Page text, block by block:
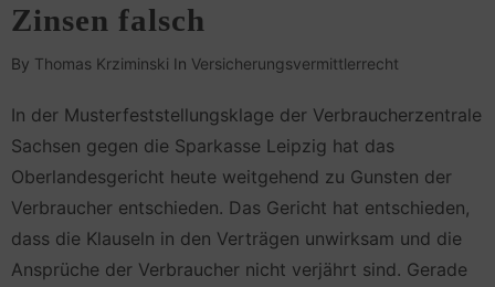
Zinsen falsch
By Thomas Krziminski In Versicherungsvermittlerrecht
In der Musterfeststellungsklage der Verbraucherzentrale
Sachsen gegen die Sparkasse Leipzig hat das
Oberlandesgericht heute weitgehend zu Gunsten der
Verbraucher entschieden. Das Gericht hat entschieden,
dass die Klauseln in den Verträgen unwirksam und die
Ansprüche der Verbraucher nicht verjährt sind. Gerade